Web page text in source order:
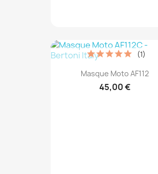
Masque Moto AF112
45,00 €
(1)